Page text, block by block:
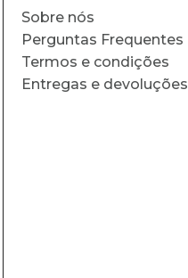
Sobre nós
Perguntas Frequentes
Termos e condições
Entregas e devoluções